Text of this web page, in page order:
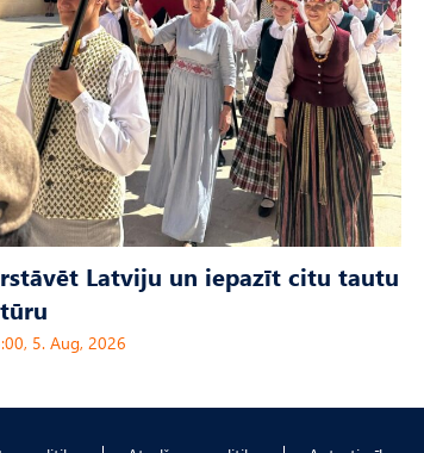
Latviju un iepazīt citu tautu
5. Aug, 2026